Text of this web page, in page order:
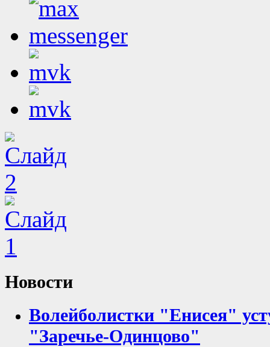
Новости
Волейболистки "Енисея"
"Заречье-Одинцово"